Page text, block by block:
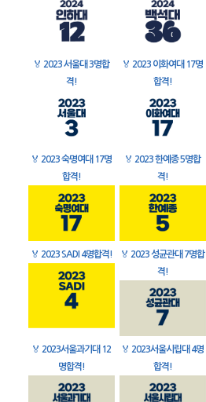
🏅 2023 서울대 3명합
격!
🏅 2023 이화여대 17명
합격!
🏅 2023 숙명여대 17명
합격!
🏅 2023 한예종 5명합
격!
🏅 2023 SADI 4명합격! 🏅 2023 성균관대 7명합
격!
🏅 2023서울과기대 12
명합격!
🏅 2023서울시립대 4명
합격!